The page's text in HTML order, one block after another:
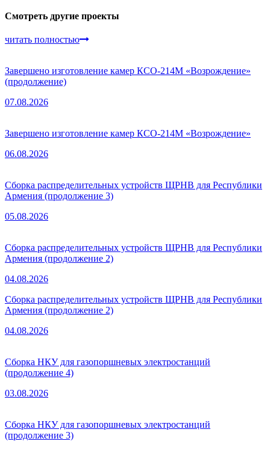
Смотреть другие проекты
читать полностью
Завершено изготовление камер КСО-214М «Возрождение»
(продолжение)
07.08.2026
Завершено изготовление камер КСО-214М «Возрождение»
06.08.2026
Сборка распределительных устройств ЩРНВ для Республики
Армения (продолжение 3)
05.08.2026
Сборка распределительных устройств ЩРНВ для Республики
Армения (продолжение 2)
04.08.2026
Сборка распределительных устройств ЩРНВ для Республики
Армения (продолжение 2)
04.08.2026
Сборка НКУ для газопоршневых электростанций
(продолжение 4)
03.08.2026
Сборка НКУ для газопоршневых электростанций
(продолжение 3)